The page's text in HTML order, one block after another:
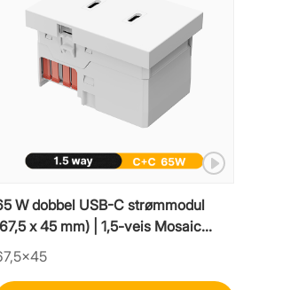
W dobbel USB-C strømmodul
x 45 mm) | 1,5-veis Mosaic
lader